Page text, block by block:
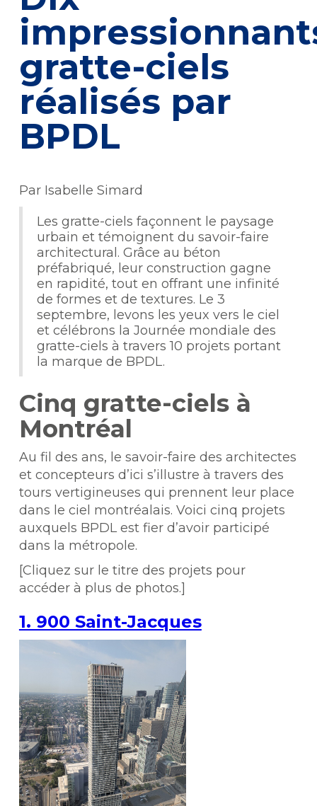
gratte-ciels
réalisés par
BPDL
Par Isabelle Simard
Les gratte-ciels façonnent le paysage
urbain et témoignent du savoir-faire
architectural. Grâce au béton
préfabriqué, leur construction gagne
en rapidité, tout en offrant une infinité
de formes et de textures. Le 3
septembre, levons les yeux vers le ciel
et célébrons la Journée mondiale des
gratte-ciels à travers 10 projets portant
la marque de BPDL.
Cinq gratte-ciels à
Montréal
Au fil des ans, le savoir-faire des architectes
et concepteurs d’ici s’illustre à travers des
tours vertigineuses qui prennent leur place
dans le ciel montréalais. Voici cinq projets
auxquels BPDL est fier d’avoir participé
dans la métropole.
[Cliquez sur le titre des projets pour
accéder à plus de photos.]
1. 900 Saint-Jacques